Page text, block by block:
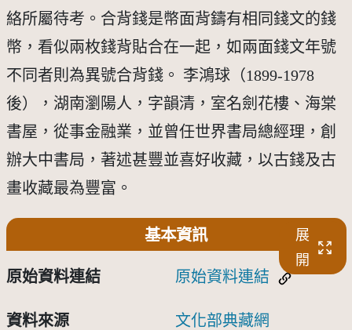
絡所屬待考。合背錢是幣面背鑄有相同錢文的錢
幣，看似兩枚錢背貼合在一起，如兩面錢文年號
不同者則為異號合背錢。 李鴻球（1899-1978
後），湖南瀏陽人，字韻清，室名劍花樓、海棠
書屋，從事金融業，並曾任世界書局總經理，創
辦大中書局，著述甚豐並喜好收藏，以古錢及古
畫收藏最為豐富。
基本資訊
展
開
原始資料連結 原始資料連結
資料來源 文化部典藏網